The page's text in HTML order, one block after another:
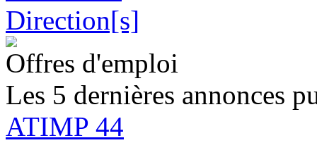
Offres d'emploi
Les 5 dernières annonces
ATIMP 44